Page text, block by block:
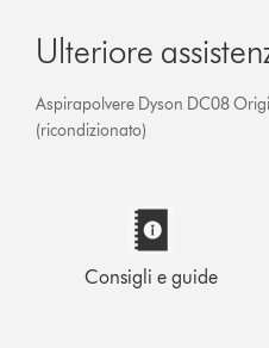
Ulteriore
Aspirapolvere Dyson DC08
(ricondizionato)
Consigli e guide